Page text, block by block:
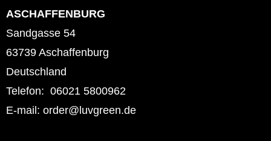
ASCHAFFENBURG
Sandgasse 54
63739 Aschaffenburg
Deutschland
Telefon: 06021 5800962
E-mail: order@luvgreen.de